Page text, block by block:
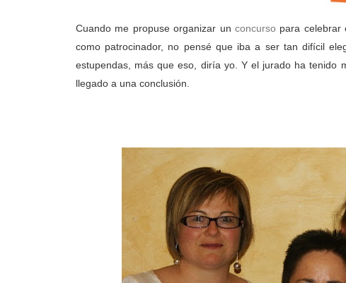
Cuando me propuse organizar un concurso para celebrar
como patrocinador, no pensé que iba a ser tan difícil
estupendas, más que eso, diría yo. Y el jurado ha tenido
llegado a una conclusión.